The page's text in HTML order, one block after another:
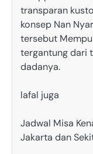
transparan
konsep Nan
tersebut
tergantung dari
dadanya.
lafal juga
Jadwal Misa
Jakarta dan